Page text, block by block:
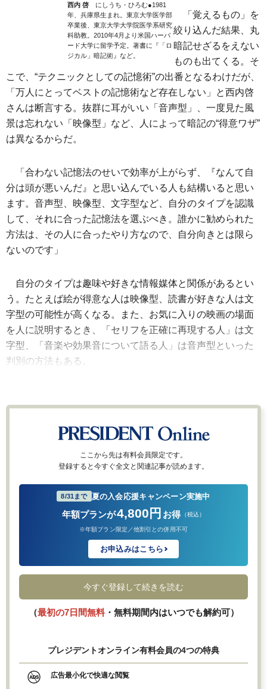
西内 啓 にしうち・ひろむ●1981
年、兵庫県生まれ。東京大学医学部
卒業後、東京大学大学院医学系研究
科助教。2010年4月より米国ハーバ
ード大学に留学予定。著書に『「ロ
ジカル」暗記術』など。
「覚えるもの」を
絞り込んだ結果、丸
暗記せざるをえない
ものも出てくる。そ
こで、“テクニックとしての記憶術”の出番となるわけだが、
「万人にとってベストの記憶術など存在しない」と西内啓
さんは断言する。抜群に耳がいい「音声型」、一度見た風
景は忘れない「映像型」など、人によって暗記の“得意ワザ”
は異なるからだ。
「合わない記憶法のせいで効率が上がらず、『なんて自
分は頭が悪いんだ』と思い込んでいる人も結構いると思い
ます。音声型、映像型、文字型など、自分のタイプを認識
して、それに合った記憶法を選ぶべき。誰かに勧められた
方法は、その人に合ったやり方なので、自分向きとは限ら
ないのです」
自分のタイプは趣味や好きな情報媒体と関係があるとい
う。たとえば絵が得意な人は映像型、読書が好きな人は文
字型の可能性が高くなる。また、お気に入りの映画の場面
を人に説明するとき、「セリフを正確に再現する人」は文
字型、「音楽や効果音について語る人」は音声型といった
判別の方法もある。
ここから先は有料会員限定です。
登録すると今すぐ全文と関連記事が読めます。
8/31まで 夏の入会応援キャンペーン実施中
年額プランが4,800円 お得 （税込）
※年額プラン限定／他割引との併用不可
お申込みはこちら
今すぐ登録して続きを読む
（最初の7日間無料・無料期間内はいつでも解約可）
プレジデントオンライン有料会員の4つの特典
広告最小化で快適な閲覧